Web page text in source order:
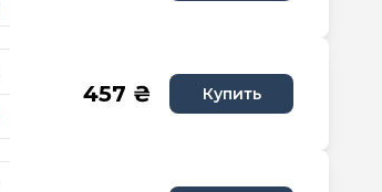
457 ₴ Купить